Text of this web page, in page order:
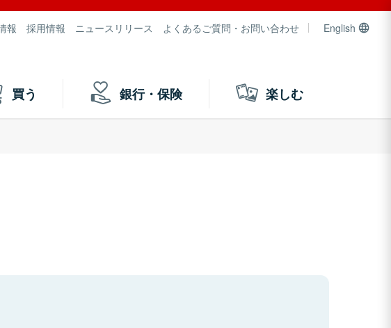
報 採用情報 ニュースリリース よくあるご質問・お問い合わせ English
買う 銀行・保険 楽しむ